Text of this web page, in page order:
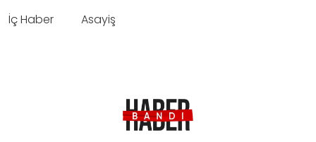
İç Haber
Asayiş